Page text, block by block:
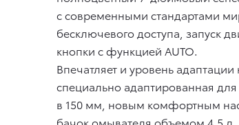
с современными стандартами
бесключевого доступа, запуск
кнопки с функцией AUTO.
Впечатляет и уровень
специально адаптированная
в 150 мм, новым комфортным